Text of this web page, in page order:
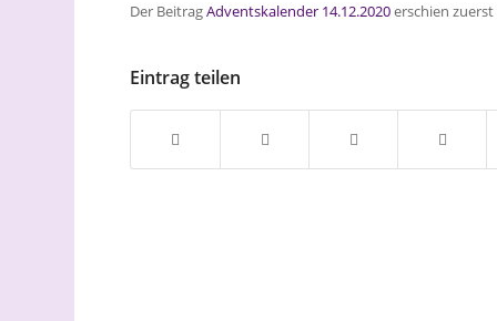
Der BeitragAdventskalender 14.12.2020erschien
Eintrag teilen